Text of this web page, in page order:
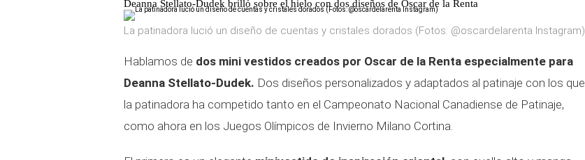
Deanna Stellato-Dudek brilló sobre el hielo con dos diseños de Oscar de la Renta
La patinadora lució un diseño de cuentas y cristales dorados (Fotos: @oscardelarenta Instagram)
Hablamos de dos mini vestidos creados por Oscar de la Renta especialmente para
Deanna Stellato-Dudek. Dos diseños personalizados y adaptados al patinaje con los que
la patinadora ha competido tanto en el Campeonato Nacional Canadiense de Patinaje,
como ahora en los Juegos Olímpicos de Invierno Milano Cortina.